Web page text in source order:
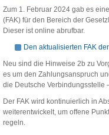
Zum 1. Februar 2024 gab es
(FAK) für den Bereich der
Dieser ist online abrufbar.
Den aktualisierten FAK
Neu sind die Hinweise 2b zu
es um den Zahlungsanspruch
die Deutsche Verbindungsstelle
Der FAK wird kontinuierlich in
weiterentwickelt, um offene
regeln.